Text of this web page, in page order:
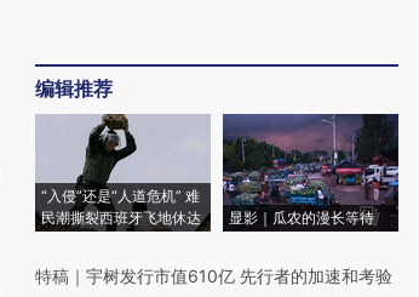
编辑推荐
“入侵”还是“人道危机” 难
民潮撕裂西班牙飞地休达
显影｜瓜农的漫长等待
特稿 ｜ 宇树发行市值610亿 先行者的加速和考验